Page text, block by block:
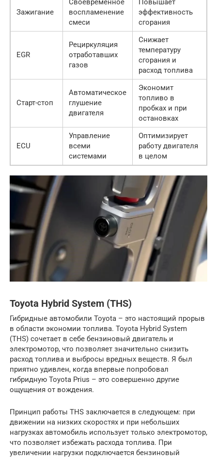
Зажигание
воспламенение
смеси
эффективность
сгорания
EGR
Рециркуляция
отработавших
газов
Снижает
температуру
сгорания и
расход топлива
Старт-стоп
Автоматическое
глушение
двигателя
Экономит
топливо в
пробках и при
остановках
ECU
Управление
всеми
системами
Оптимизирует
работу двигателя
в целом
Toyota Hybrid System (THS)
Гибридные автомобили Toyota – это настоящий прорыв
в области экономии топлива. Toyota Hybrid System
(THS) сочетает в себе бензиновый двигатель и
электромотор, что позволяет значительно снизить
расход топлива и выбросы вредных веществ. Я был
приятно удивлен, когда впервые попробовал
гибридную Toyota Prius – это совершенно другие
ощущения от вождения.
Принцип работы THS заключается в следующем: при
движении на низких скоростях и при небольших
нагрузках автомобиль использует только электромотор,
что позволяет избежать расхода топлива. При
увеличении нагрузки подключается бензиновый